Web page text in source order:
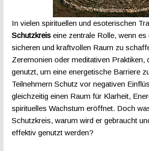
In vielen spirituellen und esoterischen
Schutzkreiseine zentrale Rolle, wenn es
sicheren und kraftvollen Raum zu
Zeremonien oder meditativen Praktiken,
genutzt, um eine energetische Barriere
Teilnehmern Schutz vor negativen
gleichzeitig einen Raum für Klarheit,
spirituelles Wachstum eröffnet. Doch
Schutzkreis, warum wird er gebraucht
effektiv genutzt werden?